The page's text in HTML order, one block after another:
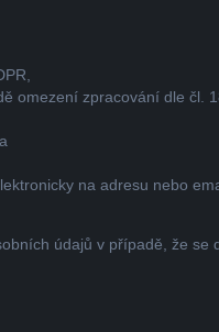
omezení zpracování dle čl.
na adresu nebo
údajů v případě, že se